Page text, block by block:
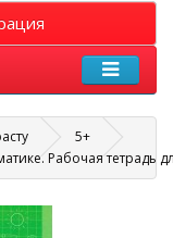
5+
Рабочая тетрадь